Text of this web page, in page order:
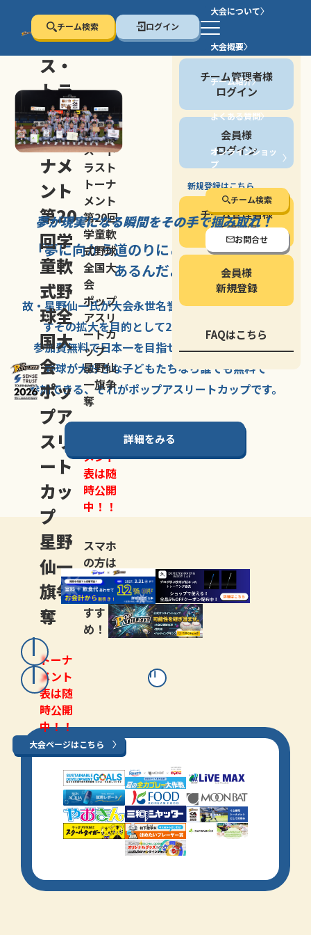
チーム検索 ログイン
大会について
大会概要
チーム紹介
よくある質問
オンラインショッ
プ
チーム検索
お問合せ
停止する
セン
ス・
トラ
スト
トー
ナメ
ント
第20
回学
童軟
式野
球全
国大
会
ポッ
プア
スリ
ート
カッ
プ
星野
仙一
旗争
奪
トーナ
メント
表は随
時公開
中！！
セン
ス・ト
ラスト
トーナ
メント
第20回
学童軟
式野球
全国大
会
ポップ
アスリ
ートカ
ップ
星野仙
一旗争
奪
メント
表は随
時公開
中！！
スマホ
の方は
LINE登
録がお
すす
め！
大会ページはこちら
会員の方
チーム管理者様
ログイン
会員様
ログイン
新規登録はこちら
チーム管理者様
新規登録
会員様
新規登録
FAQはこちら
夢が現実になる瞬間をその手で掴み取れ！
「夢に向かう道のりにこそ大きな意味が
あるんだよ」
故・星野仙一氏が大会永世名誉会長を務める、野球の
すその拡大を目的として2007年に
参加費無料で日本一を目指せる唯一の野球大会。
野球が大好きな子どもたちなら誰でも無料で
参加できる、それがポップアスリートカップです。
詳細をみる